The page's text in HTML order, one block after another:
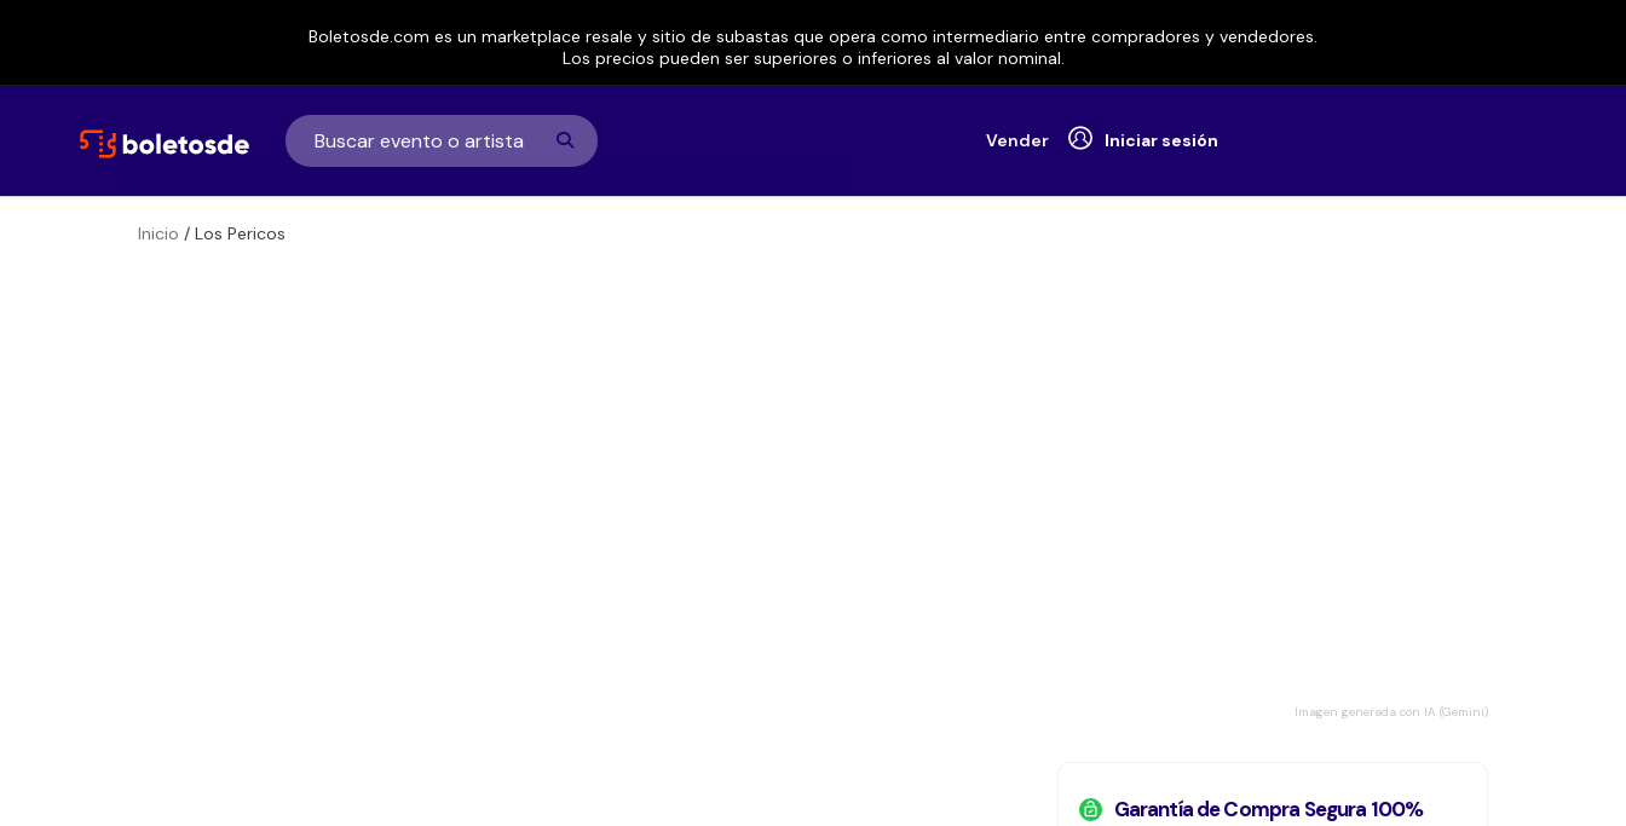
Boletosde.com es un marketplace resale y sitio de subastas que opera como intermediario entre compradores y vendedores.
Los precios pueden ser superiores o inferiores al valor nominal.
Vender Iniciar sesión
Inicio / Los Pericos
Imagen generada con IA (Gemini)
Garantía de Compra Segura 100%